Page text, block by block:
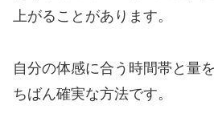
上がることがあります。
自分の体感に合う時間帯と量
ちばん確実な方法です。